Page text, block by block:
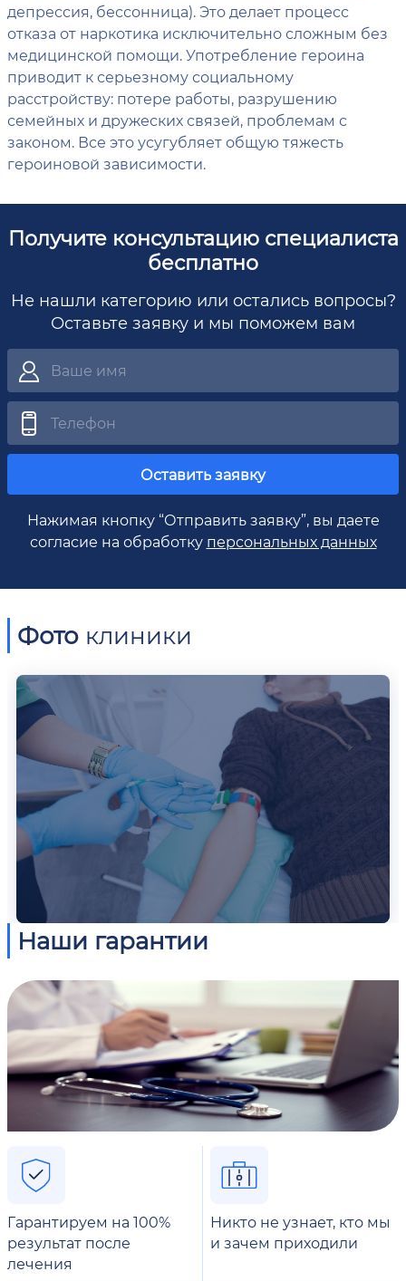
депрессия, бессонница). Это делает процесс
отказа от наркотика исключительно сложным без
медицинской помощи. Употребление героина
приводит к серьезному социальному
расстройству: потере работы, разрушению
семейных и дружеских связей, проблемам с
законом. Все это усугубляет общую тяжесть
героиновой зависимости.
Получите консультацию специалиста
бесплатно
Не нашли категорию или остались вопросы?
Оставьте заявку и мы поможем вам
Оставить заявку
Нажимая кнопку “Отправить заявку”, вы даете
согласие на обработку персональных данных
Фото клиники
Наши гарантии
Гарантируем на 100%
результат после
лечения
Никто не узнает, кто мы
и зачем приходили